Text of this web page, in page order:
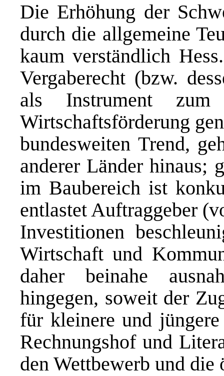
Die Erhöhung der
durch die allgemeine
kaum verständlich
Vergaberecht (bzw.
als Instrument zum
Wirtschaftsförderung
bundesweiten Trend,
anderer Länder hinaus;
im Baubereich ist
entlastet Auftraggeber
Investitionen
Wirtschaft und
daher beinahe
hingegen, soweit der
für kleinere und
Rechnungshof und
den Wettbewerb und